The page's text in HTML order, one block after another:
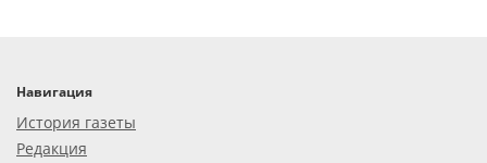
Навигация
История газеты
Редакция